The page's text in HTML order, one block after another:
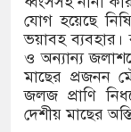
পরিচয়ে
‘মতিউর’!
অনুমোদনহীন
যোগ হয়েছে
ভয়াবহ ব্যবহার।
ও অন্যান্য
মাছের প্রজনন
জলজ প্রাণি
দেশীয় মাছের